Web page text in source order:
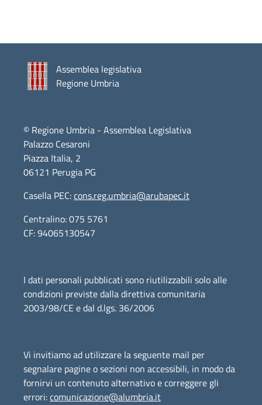
Assemblea legislativa
Regione Umbria
© Regione Umbria - Assemblea Legislativa
Palazzo Cesaroni
Piazza Italia, 2
06121 Perugia PG
Casella PEC:cons.reg.umbria@arubapec.it
Centralino: 075 5761
CF: 94065130547
I dati personali pubblicati sono riutilizzabili solo alle
condizioni previste dalla direttiva comunitaria
2003/98/CE e dal d.lgs. 36/2006
Vi invitiamo ad utilizzare la seguente mail per
segnalare pagine o sezioni non accessibili, in modo da
fornirvi un contenuto alternativo e correggere gli
errori:comunicazione@alumbria.it